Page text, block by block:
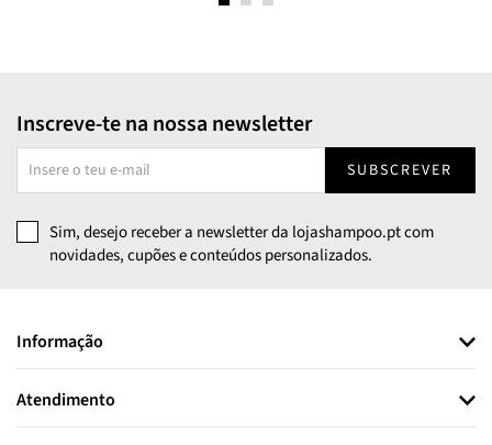
Inscreve-te na nossa newsletter
SUBSCREVER
Sim, desejo receber a newsletter da lojashampoo.pt com
novidades, cupões e conteúdos personalizados.
Informação
Atendimento